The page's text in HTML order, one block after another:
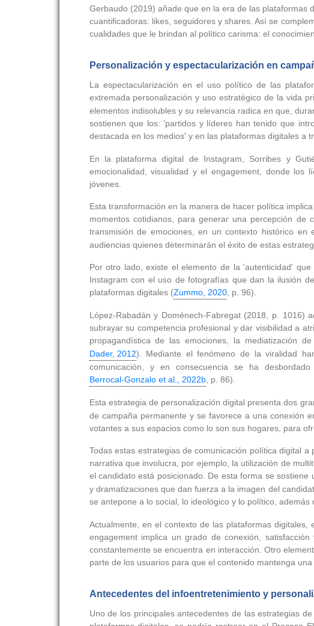
Gerbaudo (2019) añade que en la era de las plataformas
cuantificadoras: likes, seguidores y shares. Así se
cualidades que le brindan al político carisma: el
Personalización y espectacularización en
La espectacularización en el uso político de las
extremada personalización y uso estratégico de la vida
elementos indisolubles y su relevancia radica en que,
sostienen que los: 'partidos y líderes han tenido que
destacada en los medios' y en las plataformas digitales a
En la plataforma digital de Instagram, Sorribes y
emocionalidad, visualidad y el engagement, donde los
jóvenes.
Esta transformación en la manera de hacer política
momentos cotidianos, para generar una percepción
transmisión de emociones, en un contexto histórico
audiencias quienes determinarán el éxito de estas
Por otro lado, existe el elemento de la 'autenticidad'
Instagram con el uso de fotografías que dan la ilusión
plataformas digitales (Zummo, 2020, p. 96).
López-Rabadán y Doménech-Fabregat (2018, p. 1016)
subrayar su competencia profesional y dar visibilidad a
propagandística de las emociones, la mediatización
Dader, 2012). Mediante el fenómeno de la viralidad
comunicación, y en consecuencia se ha
Berrocal-Gonzalo et al., 2022b, p. 86).
Esta estrategia de personalización digital presenta dos
de campaña permanente y se favorece a una conexión
votantes a sus espacios como lo son sus hogares, para
Todas estas estrategias de comunicación política digital
narrativa que involucra, por ejemplo, la utilización de
el candidato está posicionado. De esta forma se
y dramatizaciones que dan fuerza a la imagen del
se antepone a lo social, lo ideológico y lo político,
Actualmente, en el contexto de las plataformas
engagement implica un grado de conexión,
constantemente se encuentra en interacción. Otro
parte de los usuarios para que el contenido mantenga
Antecedentes del infoentretenimiento y
Uno de los principales antecedentes de las estrategias